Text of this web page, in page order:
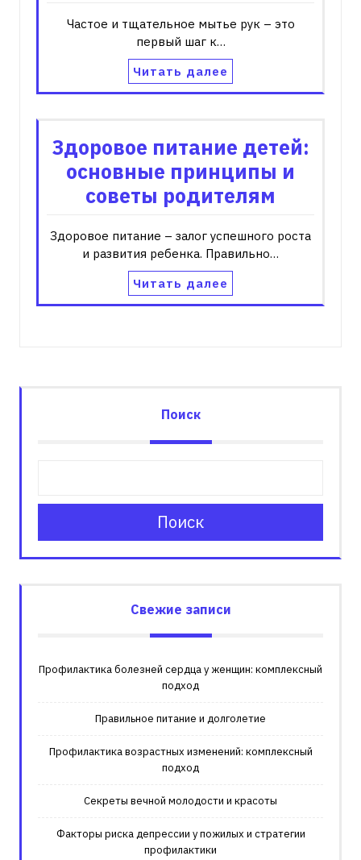
Частое и тщательное мытье рук – это
первый шаг к…
Читать далее
Здоровое питание детей:
основные принципы и
советы родителям
Здоровое питание – залог успешного роста
и развития ребенка. Правильно…
Читать далее
Поиск
Поиск
Свежие записи
Профилактика болезней сердца у женщин: комплексный
подход
Правильное питание и долголетие
Профилактика возрастных изменений: комплексный
подход
Секреты вечной молодости и красоты
Факторы риска депрессии у пожилых и стратегии
профилактики